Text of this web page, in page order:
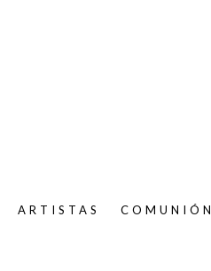
ARTISTAS COMUNIÓN